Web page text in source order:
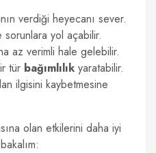
verdiği heyecanı sever.
yol açabilir.
az verimli hale gelebilir.
tür bağımlılık yaratabilir.
ilgisini kaybetmesine
olan etkilerini daha iyi